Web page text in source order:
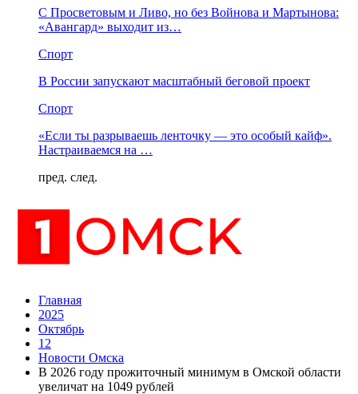
С Просветовым и Ливо, но без Войнова и Мартынова:
«Авангард» выходит из…
Спорт
В России запускают масштабный беговой проект
Спорт
«Если ты разрываешь ленточку — это особый кайф».
Настраиваемся на …
пред. след.
Главная
2025
Октябрь
12
Новости Омска
В 2026 году прожиточный минимум в Омской области
увеличат на 1049 рублей